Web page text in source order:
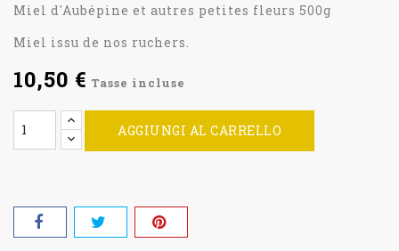
Miel d'Aubépine et autres petites fleurs 500g
Miel issu de nos ruchers.
10,50 € Tasse incluse
AGGIUNGI AL CARRELLO